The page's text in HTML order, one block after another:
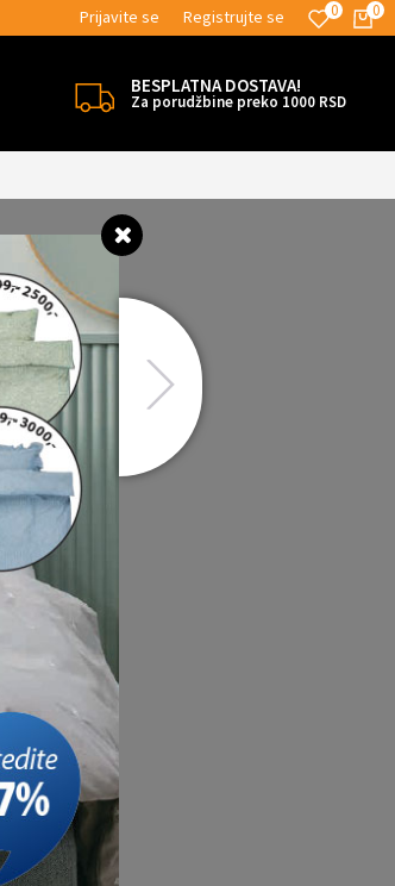
MOGUĆNOST ISPORUKE ZA 24H! 0
0
Prijavite se Registrujte se
BESPLATNA DOSTAVA!
Za porudžbine preko 1000 RSD